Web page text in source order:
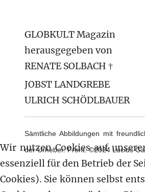
GLOBKULT Magazin
herausgegeben von
RENATE SOLBACH †
JOBST LANDGREBE
ULRICH SCHÖDLBAUER
Sämtliche Abbildungen mit
der Urheber. Front: ©2024 Lucius
Wir nutzen Cookies auf
essenziell für den Betrieb der
Cookies). Sie können selbst